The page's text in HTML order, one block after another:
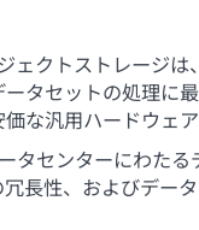
ェクトストレージ
タセットの処理に
な汎用ハードウェ
タセンターにわた
長性、およびデー